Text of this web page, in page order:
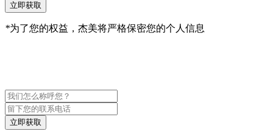
立即获取
*为了您的权益，杰美将严格保密您的个人信息
立即获取